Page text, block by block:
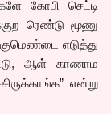
கோபி செட்டி
ரெண்டு மூணு
எடுத்து
ஆள் காணாம
என்று